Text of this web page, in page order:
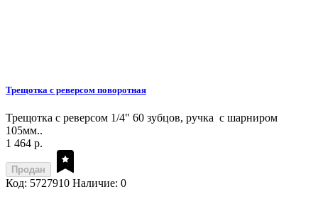
Трещотка с реверсом поворотная
Трещотка с реверсом 1/4" 60 зубцов, ручка с шарниром
105мм..
1 464 р.
Продан
Код: 5727910 Наличие: 0